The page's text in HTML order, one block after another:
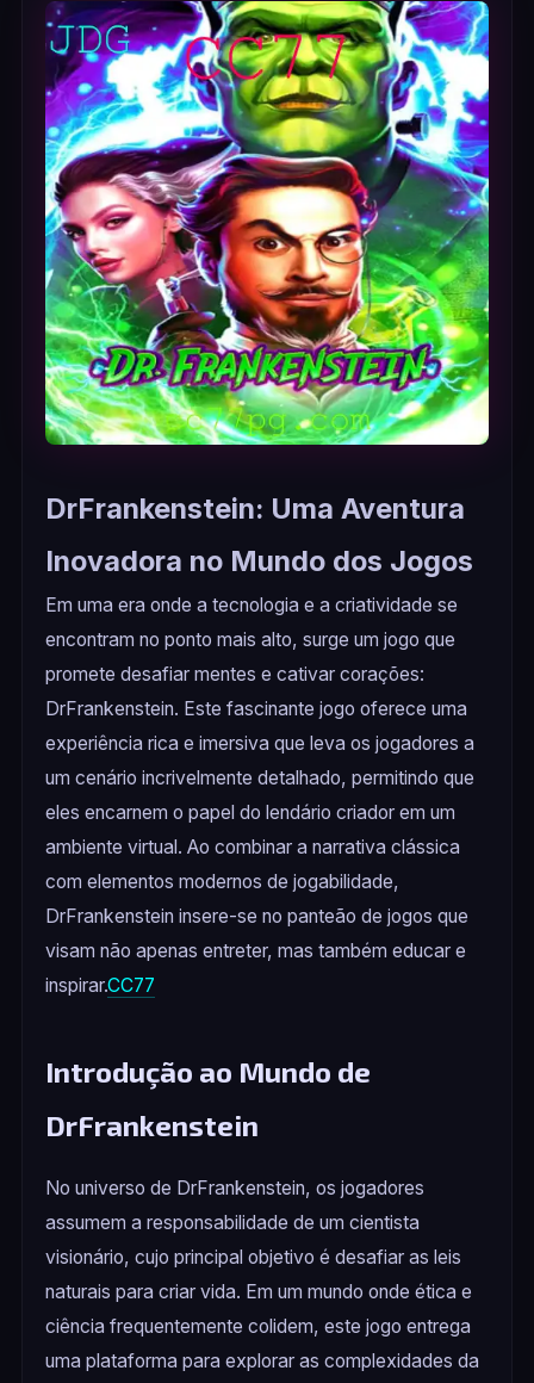
DrFrankenstein: Uma Aventura
Inovadora no Mundo dos Jogos
Em uma era onde a tecnologia e a criatividade se
encontram no ponto mais alto, surge um jogo que
promete desafiar mentes e cativar corações:
DrFrankenstein. Este fascinante jogo oferece uma
experiência rica e imersiva que leva os jogadores a
um cenário incrivelmente detalhado, permitindo que
eles encarnem o papel do lendário criador em um
ambiente virtual. Ao combinar a narrativa clássica
com elementos modernos de jogabilidade,
DrFrankenstein insere-se no panteão de jogos que
visam não apenas entreter, mas também educar e
inspirar.CC77
Introdução ao Mundo de
DrFrankenstein
No universo de DrFrankenstein, os jogadores
assumem a responsabilidade de um cientista
visionário, cujo principal objetivo é desafiar as leis
naturais para criar vida. Em um mundo onde ética e
ciência frequentemente colidem, este jogo entrega
uma plataforma para explorar as complexidades da